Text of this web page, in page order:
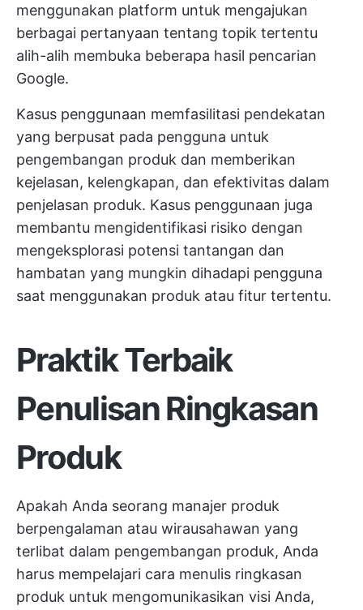
menggunakan platform untuk mengajukan
berbagai pertanyaan tentang topik tertentu
alih-alih membuka beberapa hasil pencarian
Google.
Kasus penggunaan memfasilitasi pendekatan
yang berpusat pada pengguna untuk
pengembangan produk dan memberikan
kejelasan, kelengkapan, dan efektivitas dalam
penjelasan produk. Kasus penggunaan juga
membantu mengidentifikasi risiko dengan
mengeksplorasi potensi tantangan dan
hambatan yang mungkin dihadapi pengguna
saat menggunakan produk atau fitur tertentu.
Praktik Terbaik
Penulisan Ringkasan
Produk
Apakah Anda seorang manajer produk
berpengalaman atau wirausahawan yang
terlibat dalam pengembangan produk, Anda
harus mempelajari cara menulis ringkasan
produk untuk mengomunikasikan visi Anda,